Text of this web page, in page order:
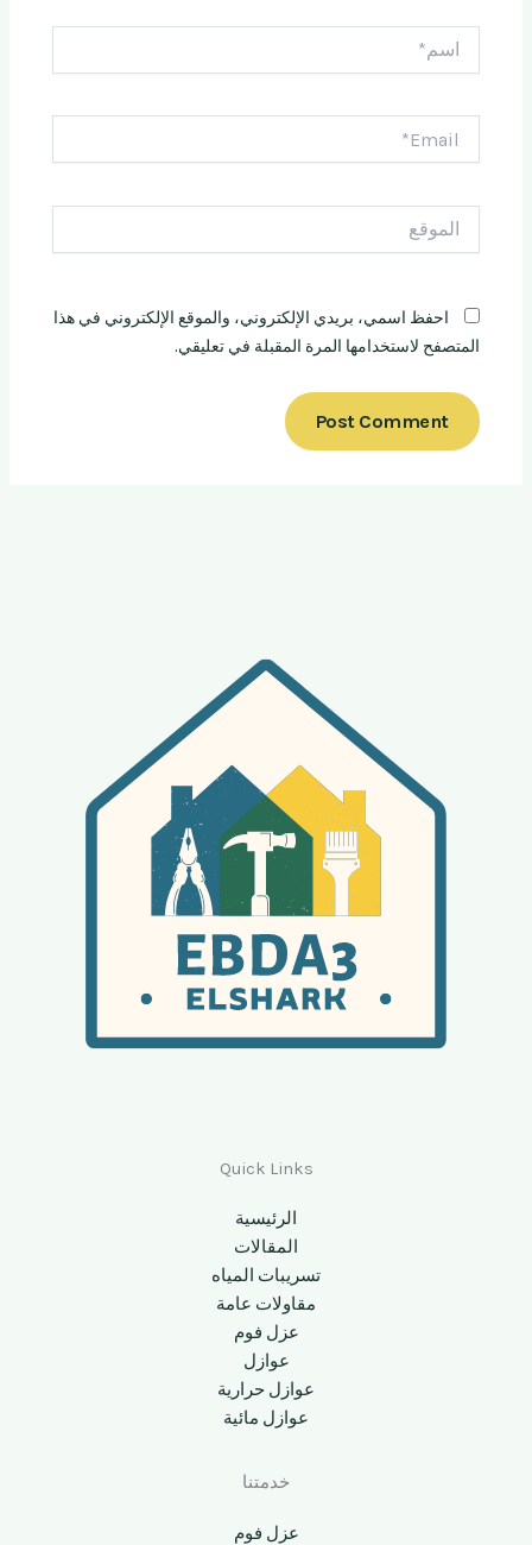
احفظ اسمي، بريدي الإلكتروني، والموقع الإلكتروني في هذا
المتصفح لاستخدامها المرة المقبلة في تعليقي.
Quick Links
الرئيسية
المقالات
تسريبات المياه
مقاولات عامة
عزل فوم
عوازل
عوازل حرارية
عوازل مائية
خدمتنا
عزل فوم